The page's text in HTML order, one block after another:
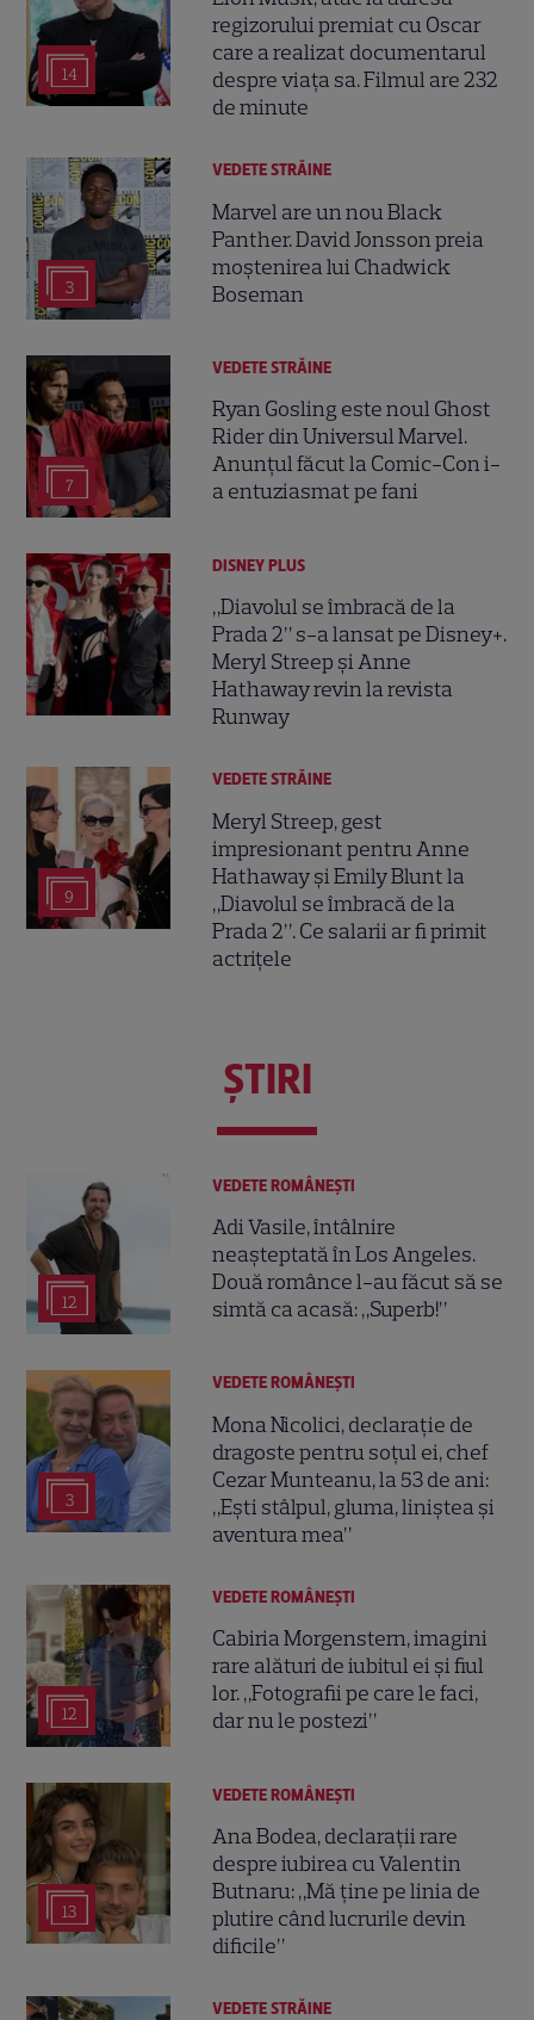
14
regizorului premiat cu Oscar
care a realizat documentarul
despre viața sa. Filmul are 232
de minute
3
VEDETE STRĂINE
Marvel are un nou Black
Panther. David Jonsson preia
moștenirea lui Chadwick
Boseman
7
VEDETE STRĂINE
Ryan Gosling este noul Ghost
Rider din Universul Marvel.
Anunțul făcut la Comic-Con i-
a entuziasmat pe fani
DISNEY PLUS
„Diavolul se îmbracă de la
Prada 2” s-a lansat pe Disney+.
Meryl Streep și Anne
Hathaway revin la revista
Runway
9
VEDETE STRĂINE
Meryl Streep, gest
impresionant pentru Anne
Hathaway și Emily Blunt la
„Diavolul se îmbracă de la
Prada 2”. Ce salarii ar fi primit
actrițele
ŞTIRI
12
VEDETE ROMÂNEŞTI
Adi Vasile, întâlnire
neașteptată în Los Angeles.
Două românce l-au făcut să se
simtă ca acasă: „Superb!”
3
VEDETE ROMÂNEŞTI
Mona Nicolici, declarație de
dragoste pentru soțul ei, chef
Cezar Munteanu, la 53 de ani:
„Ești stâlpul, gluma, liniștea și
aventura mea”
12
VEDETE ROMÂNEŞTI
Cabiria Morgenstern, imagini
rare alături de iubitul ei și fiul
lor. „Fotografii pe care le faci,
dar nu le postezi”
13
VEDETE ROMÂNEŞTI
Ana Bodea, declarații rare
despre iubirea cu Valentin
Butnaru: „Mă ține pe linia de
plutire când lucrurile devin
dificile”
VEDETE STRĂINE